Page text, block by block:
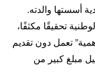
أسستها والدته.
تحقيقًا مكثفًا،
تعمل دون تقديم
مبلغ كبير من